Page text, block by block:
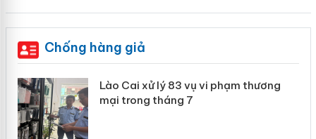
Chống hàng giả
Lào Cai xử lý 83 vụ vi phạm thương
mại trong tháng 7